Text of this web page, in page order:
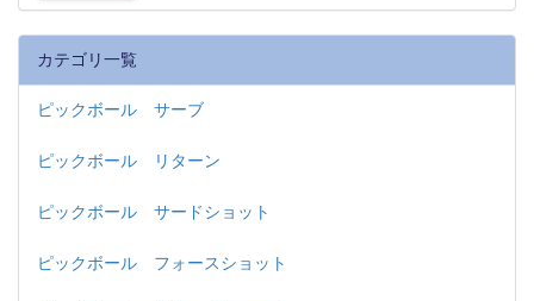
カテゴリ一覧
ピックボール サーブ
ピックボール リターン
ピックボール サードショット
ピックボール フォースショット